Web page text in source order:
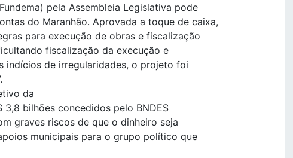
pela Assembleia Legislativa pode
do Maranhão. Aprovada a toque de caixa,
para execução de obras e fiscalização
fiscalização da execução e
indícios de irregularidades, o projeto foi
da
bilhões concedidos pelo BNDES
graves riscos de que o dinheiro seja
municipais para o grupo político que